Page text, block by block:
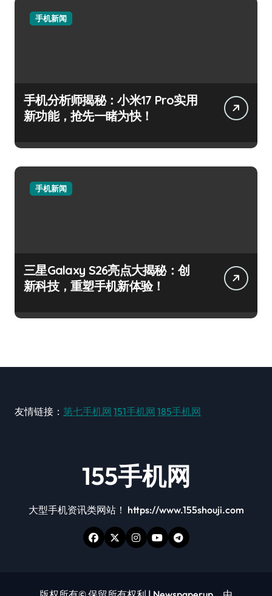
手机新闻
手机分析师揭秘：小米17 Pro实用
新功能，抢先一睹为快！
手机新闻
三星Galaxy S26亮点大揭秘：创
新科技，重塑手机新体验！
友情链接： 第七手机网 151手机网 185手机网
155手机网
大型手机资讯类网站！ https://www.155shouji.com